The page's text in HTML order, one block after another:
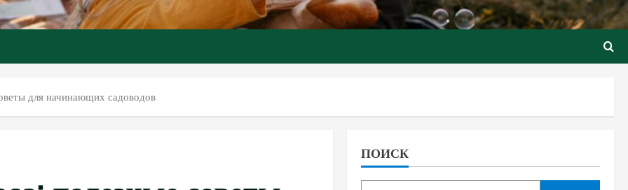
для начинающих садоводов
ПОИСК